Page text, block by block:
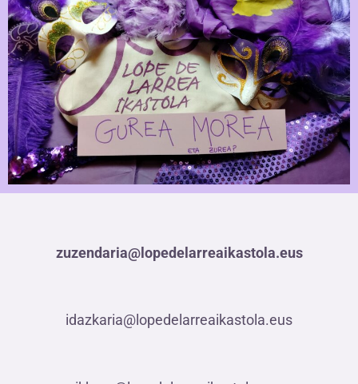
zuzendaria@lopedelarreaikastola.eus
idazkaria@lopedelarreaikastola.eus